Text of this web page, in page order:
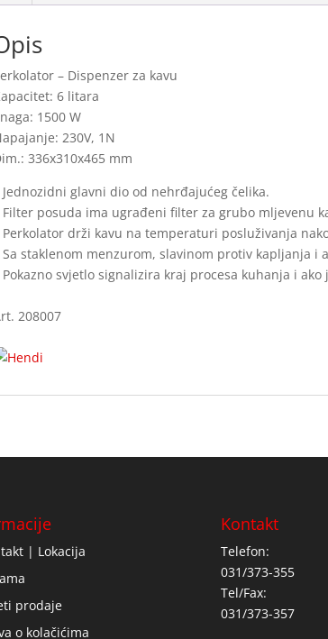
– Dispenzer za kavu
6 litara
1500 W
230V, 1N
336x310x465 mm
Jednozidni glavni dio od nehrđajućeg čelika.
Filter posuda ima ugrađeni filter za grubo mljevenu
Perkolator drži kavu na temperaturi posluživanja
Sa staklenom menzurom, slavinom protiv kapljanja i
Pokazno svjetlo signalizira kraj procesa kuhanja i
208007
| Lokacija
prodaje
o kolačićima
Kontakt
Telefon:
031/373-355
Tel/Fax:
031/373-357